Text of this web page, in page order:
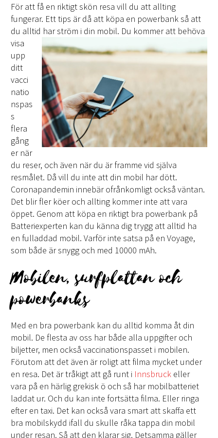
För att få en riktigt skön resa vill du att allting
fungerar. Ett tips är då att köpa en powerbank så att
du alltid har ström i din mobil. Du kommer att behöva
visa
upp
ditt
vacci
natio
nspas
s
flera
gång
er när
du reser, och även när du är framme vid själva
resmålet. Då vill du inte att din mobil har dött.
Coronapandemin innebär ofrånkomligt också väntan.
Det blir fler köer och allting kommer inte att vara
öppet. Genom att köpa en riktigt bra powerbank på
Batteriexperten kan du känna dig trygg att alltid ha
en fulladdad mobil. Varför inte satsa på en Voyage,
som både är snygg och med 10000 mAh.
Mobilen, surfplattan och
powerbanks
Med en bra powerbank kan du alltid komma åt din
mobil. De flesta av oss har både alla uppgifter och
biljetter, men också vaccinationspasset i mobilen.
Förutom att det även är roligt att filma mycket under
en resa. Det är tråkigt att gå runt i Innsbruck eller
vara på en härlig grekisk ö och så har mobilbatteriet
laddat ur. Och du kan inte fortsätta filma. Eller ringa
efter en taxi. Det kan också vara smart att skaffa ett
bra mobilskydd ifall du skulle råka tappa din mobil
under resan. Så att den klarar sig. Detsamma gäller